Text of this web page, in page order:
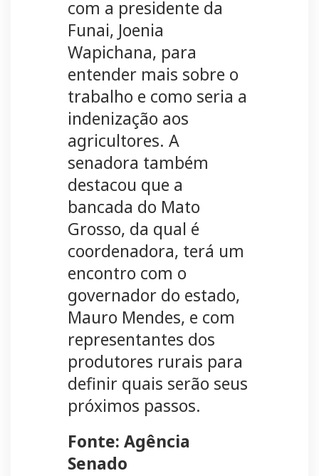
com a presidente da
Funai, Joenia
Wapichana, para
entender mais sobre o
trabalho e como seria a
indenização aos
agricultores. A
senadora também
destacou que a
bancada do Mato
Grosso, da qual é
coordenadora, terá um
encontro com o
governador do estado,
Mauro Mendes, e com
representantes dos
produtores rurais para
definir quais serão seus
próximos passos.
Fonte: Agência
Senado